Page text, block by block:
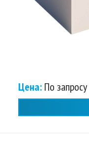
Цена: По запросу